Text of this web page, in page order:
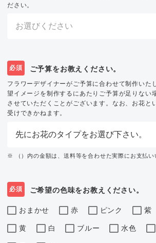
ださい。
必須 ご予算をお教えください。
フラワーデザイナーがご予算に合わせて制作いた
望イメージを制作するにあたりご予算が足りない
させていただくことがございます。なお、お花と
受けできかねます。
※ （）内の金額は、送料等を合わせた実際にお支払い
必須 ご希望の色味をお教えください。
おまかせ 赤 ピンク 紫
黄 白 ブルー 水色